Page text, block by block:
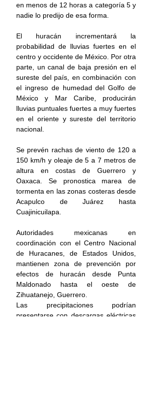
en menos de 12 horas a categoría 5 y
nadie lo predijo de esa forma.
El huracán incrementará la
probabilidad de lluvias fuertes en el
centro y occidente de México. Por otra
parte, un canal de baja presión en el
sureste del país, en combinación con
el ingreso de humedad del Golfo de
México y Mar Caribe, producirán
lluvias puntuales fuertes a muy fuertes
en el oriente y sureste del territorio
nacional.
Se prevén rachas de viento de 120 a
150 km/h y oleaje de 5 a 7 metros de
altura en costas de Guerrero y
Oaxaca. Se pronostica marea de
tormenta en las zonas costeras desde
Acapulco de Juárez hasta
Cuajinicuilapa.
Autoridades mexicanas en
coordinación con el Centro Nacional
de Huracanes, de Estados Unidos,
mantienen zona de prevención por
efectos de huracán desde Punta
Maldonado hasta el oeste de
Zihuatanejo, Guerrero.
Las precipitaciones podrían
presentarse con descargas eléctricas